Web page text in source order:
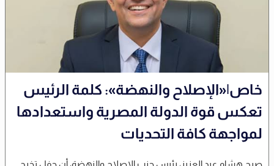
خاص|«الإصلاح والنهضة»: كلمة الرئيس
تعكس قوة الدولة المصرية واستعدادها
لمواجهة كافة التحديات
صرح هشام عبد العزيز، رئيس حزب الإصلاح والنهضة، أن حفل تخرج